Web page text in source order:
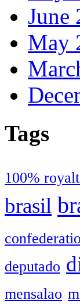
June
May
Tags
100%
brasil
deputado
mensalao